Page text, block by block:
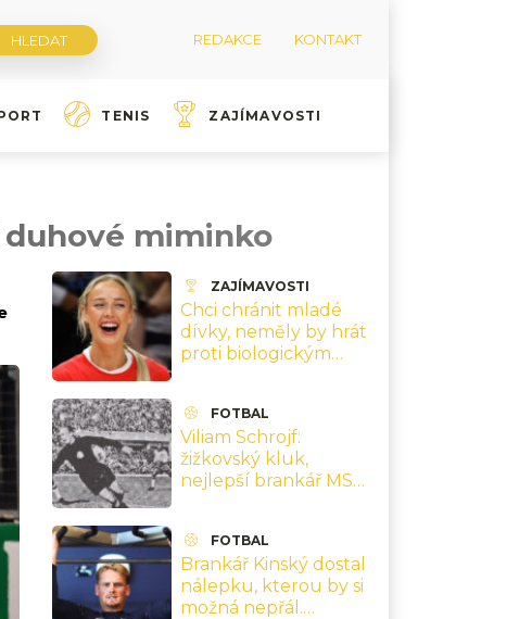
REDAKCE KONTAKT
TENIS ZAJÍMAVOSTI
duhové miminko
ZAJÍMAVOSTI
Chci chránit mladé
dívky, neměly by hrát
proti biologickým
Cunninghamová
FOTBAL
Viliam Schrojf:
žižkovský kluk,
nejlepší brankář MS
kariéru
FOTBAL
Brankář Kinský dostal
nálepku, kterou by si
možná nepřál.